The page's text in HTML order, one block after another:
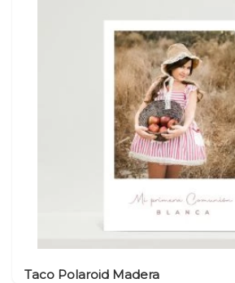
Taco Polaroid Madera